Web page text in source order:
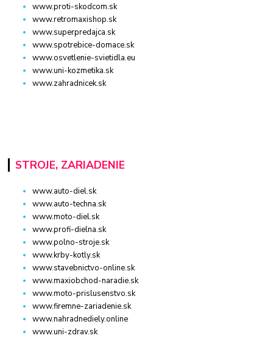
www.proti-skodcom.sk
www.retromaxishop.sk
www.superpredajca.sk
www.spotrebice-domace.sk
www.osvetlenie-svietidla.eu
www.uni-kozmetika.sk
www.zahradnicek.sk
STROJE, ZARIADENIE
www.auto-diel.sk
www.auto-techna.sk
www.moto-diel.sk
www.profi-dielna.sk
www.polno-stroje.sk
www.krby-kotly.sk
www.stavebnictvo-online.sk
www.maxiobchod-naradie.sk
www.moto-prislusenstvo.sk
www.firemne-zariadenie.sk
www.nahradnediely.online
www.uni-zdrav.sk